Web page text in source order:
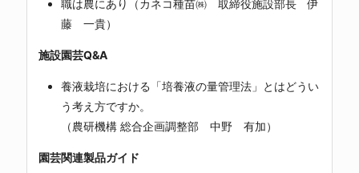
職は農にあり（カネコ種苗㈱ 取締役施設部長 伊
藤 一貴）
施設園芸Q&A
養液栽培における「培養液の量管理法」とはどうい
う考え方ですか。
（農研機構 総合企画調整部 中野 有加）
園芸関連製品ガイド